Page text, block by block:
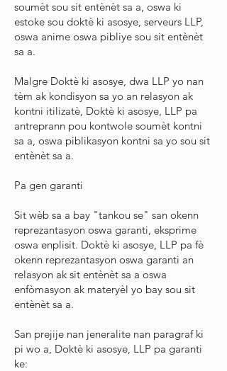
soumèt sou sit entènèt sa a, oswa ki
estoke sou doktè ki asosye, serveurs LLP,
oswa anime oswa pibliye sou sit entènèt
sa a.
Malgre Doktè ki asosye, dwa LLP yo nan
tèm ak kondisyon sa yo an relasyon ak
kontni itilizatè, Doktè ki asosye, LLP pa
antreprann pou kontwole soumèt kontni
sa a, oswa piblikasyon kontni sa yo sou sit
entènèt sa a.
Pa gen garanti
Sit wèb sa a bay "tankou se" san okenn
reprezantasyon oswa garanti, eksprime
oswa enplisit. Doktè ki asosye, LLP pa fè
okenn reprezantasyon oswa garanti an
relasyon ak sit entènèt sa a oswa
enfòmasyon ak materyèl yo bay sou sit
entènèt sa a.
San prejije nan jeneralite nan paragraf ki
pi wo a, Doktè ki asosye, LLP pa garanti
ke: